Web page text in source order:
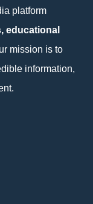
platform
educational
mission is to
information,